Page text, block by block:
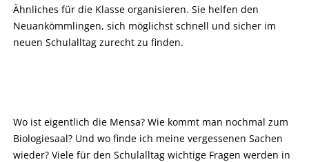
Ähnliches für die Klasse organisieren. Sie helfen den
Neuankömmlingen, sich möglichst schnell und sicher im
neuen Schulalltag zurecht zu finden.
Wo ist eigentlich die Mensa? Wie kommt man nochmal zum
Biologiesaal? Und wo finde ich meine vergessenen Sachen
wieder? Viele für den Schulalltag wichtige Fragen werden in